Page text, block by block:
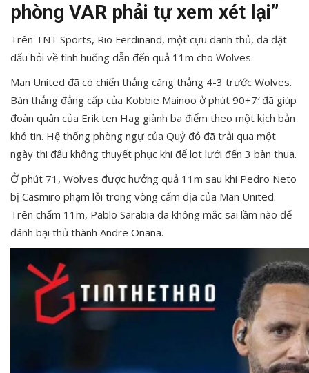
phòng VAR phải tự xem xét lại”
Trên TNT Sports, Rio Ferdinand, một cựu danh thủ, đã đặt
dấu hỏi về tình huống dẫn đến quả 11m cho Wolves.
Man United đã có chiến thắng căng thẳng 4-3 trước Wolves.
Bàn thắng đẳng cấp của Kobbie Mainoo ở phút 90+7′ đã giúp
đoàn quân của Erik ten Hag giành ba điểm theo một kịch bản
khó tin. Hệ thống phòng ngự của Quỷ đỏ đã trải qua một
ngày thi đấu không thuyết phục khi để lọt lưới đến 3 bàn thua.
Ở phút 71, Wolves được hưởng quả 11m sau khi Pedro Neto
bị Casmiro phạm lỗi trong vòng cấm địa của Man United.
Trên chấm 11m, Pablo Sarabia đã không mắc sai lầm nào để
đánh bại thủ thành Andre Onana.